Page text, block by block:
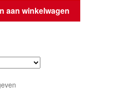
aan winkelwagen